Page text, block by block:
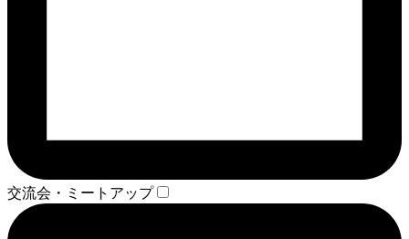
交流会・ミートアップ